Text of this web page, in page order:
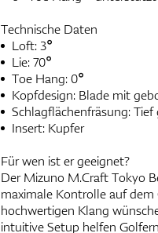
Technische Daten
Loft: 3°
Lie: 70°
Toe Hang: 0°
Kopfdesign: Blade mit
Schlagflächenfräsung: Tief
Insert: Kupfer
Für wen ist er geeignet?
Der Mizuno M.Craft Tokyo
maximale Kontrolle auf dem
hochwertigen Klang
intuitive Setup helfen